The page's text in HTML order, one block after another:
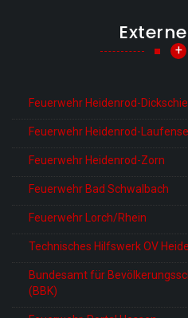
+
Feuerwehr Heidenrod-
Feuerwehr Heidenrod-
Feuerwehr Heidenrod-Zorn
Feuerwehr Bad Schwalbach
Feuerwehr Lorch/Rhein
Technisches Hilfswerk OV
Bundesamt für
(BBK)